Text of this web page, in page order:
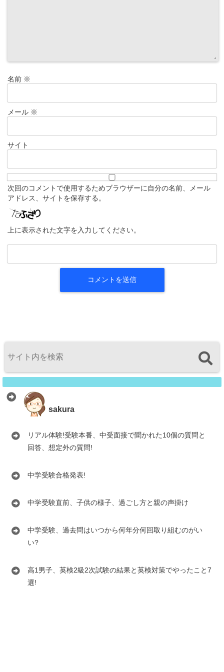
名前 ※
メール ※
サイト
次回のコメントで使用するためブラウザーに自分の名前、メール
アドレス、サイトを保存する。
上に表示された文字を入力してください。
sakura
リアル体験!受験本番、中受面接で聞かれた10個の質問と
回答、想定外の質問!
中学受験合格発表!
中学受験直前、子供の様子、過ごし方と親の声掛け
中学受験、過去問はいつから何年分何回取り組むのがい
い?
高1男子、英検2級2次試験の結果と英検対策でやったこと7
選!